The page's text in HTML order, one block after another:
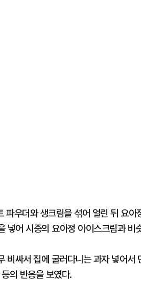
우더와 생크림을 섞어 얼린 뒤 요아
넣어 시중의 요아정 아이스크림과 비
비싸서 집에 굴러다니는 과자 넣어서
의 반응을 보였다.